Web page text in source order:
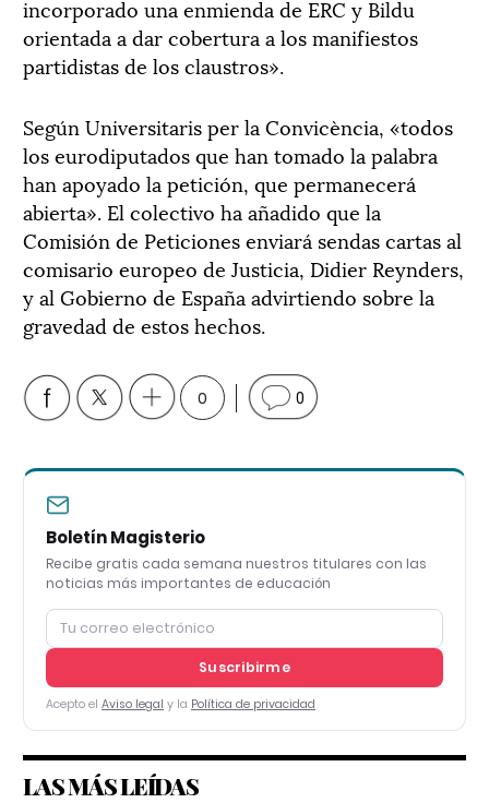
incorporado una enmienda de ERC y Bildu
orientada a dar cobertura a los manifiestos
partidistas de los claustros».
Según Universitaris per la Convicència, «todos
los eurodiputados que han tomado la palabra
han apoyado la petición, que permanecerá
abierta». El colectivo ha añadido que la
Comisión de Peticiones enviará sendas cartas al
comisario europeo de Justicia, Didier Reynders,
y al Gobierno de España advirtiendo sobre la
gravedad de estos hechos.
0 0
Boletín Magisterio
Recibe gratis cada semana nuestros titulares con las
noticias más importantes de educación
Suscribirme
Acepto el Aviso legal y la Política de privacidad
LAS MÁS LEÍDAS